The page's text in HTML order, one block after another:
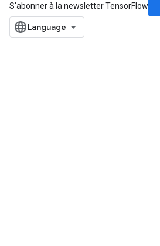
S'abonner à la newsletter TensorFlow